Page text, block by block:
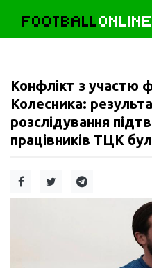
FOOTBALLONLINE
Конфлікт з участю
Колесника:
розслідування
працівників ТЦК